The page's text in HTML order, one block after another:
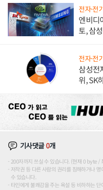
전자·전
엔비디
토, 삼
전자·전
삼성전
위, SK
기사댓글0개
200자까지 쓰실 수 있습니다. (현재 0 byte /
저작권 등 다른 사람의 권리를 침해하거나
수 있습니다.
타인에게 불쾌감을 주는 욕설 등 비하하는